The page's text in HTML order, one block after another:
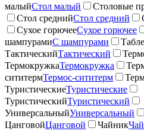
малыйСтол малый Столовые
Стол среднийСтол средний
Сухое горючееСухое горючее
шампурамиС шампурами
ТактическийТактический
ТермокружкаТермокружка
сититермТермос-сититерм
ТуристическиеТуристические
ТуристическийТуристический
УниверсальныйУниверсальный
ЦанговойЦанговой Чайник